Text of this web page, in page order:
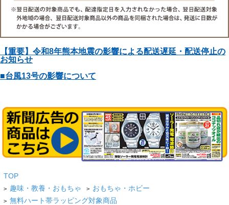
【重要】令和8年熊本地震の影響による配送遅延・配送停止の
お知らせ
■台風13号の影響について
TOP
> 趣味・教養・おもちゃ > おもちゃ・ホビー
> 無料ハート帯ラッピング対象商品